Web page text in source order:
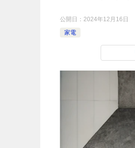
公開日： 2024年12月16日
家電